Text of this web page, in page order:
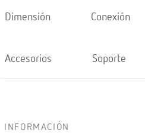
Dimensión Conexión
Accesorios Soporte
INFORMACIÓN